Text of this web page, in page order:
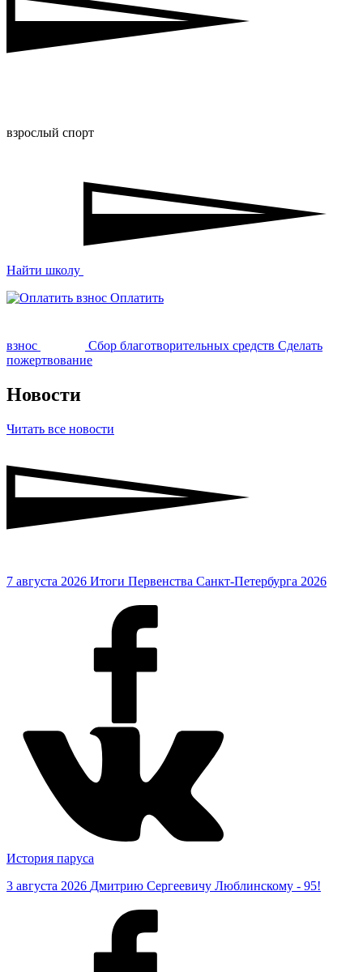
взрослый спорт
Найти школу
Оплатить
взнос Сбор благотворительных средств Сделать
пожертвование
Новости
Читать все новости
7 августа 2026 Итоги Первенства Санкт-Петербурга 2026
История паруса
3 августа 2026 Дмитрию Сергеевичу Люблинскому - 95!